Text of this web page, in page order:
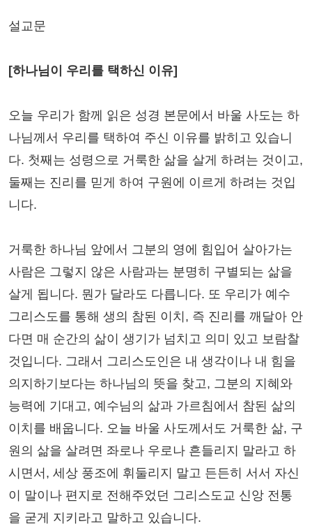
설교문
[하나님이 우리를 택하신 이유]
오늘 우리가 함께 읽은 성경 본문에서 바울 사도는 하
나님께서 우리를 택하여 주신 이유를 밝히고 있습니
다. 첫째는 성령으로 거룩한 삶을 살게 하려는 것이고,
둘째는 진리를 믿게 하여 구원에 이르게 하려는 것입
니다.
거룩한 하나님 앞에서 그분의 영에 힘입어 살아가는
사람은 그렇지 않은 사람과는 분명히 구별되는 삶을
살게 됩니다. 뭔가 달라도 다릅니다. 또 우리가 예수
그리스도를 통해 생의 참된 이치, 즉 진리를 깨달아 안
다면 매 순간의 삶이 생기가 넘치고 의미 있고 보람찰
것입니다. 그래서 그리스도인은 내 생각이나 내 힘을
의지하기보다는 하나님의 뜻을 찾고, 그분의 지혜와
능력에 기대고, 예수님의 삶과 가르침에서 참된 삶의
이치를 배웁니다. 오늘 바울 사도께서도 거룩한 삶, 구
원의 삶을 살려면 좌로나 우로나 흔들리지 말라고 하
시면서, 세상 풍조에 휘둘리지 말고 든든히 서서 자신
이 말이나 편지로 전해주었던 그리스도교 신앙 전통
을 굳게 지키라고 말하고 있습니다.